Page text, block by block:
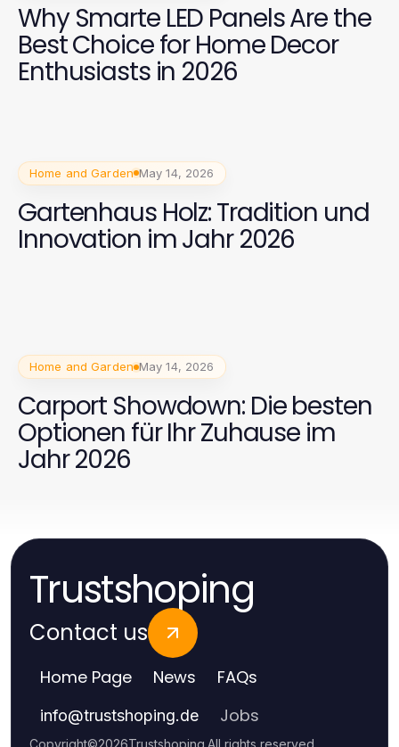
Why Smarte LED Panels Are the
Best Choice for Home Decor
Enthusiasts in 2026
Home and Garden May 14, 2026
Gartenhaus Holz: Tradition und
Innovation im Jahr 2026
Home and Garden May 14, 2026
Carport Showdown: Die besten
Optionen für Ihr Zuhause im
Jahr 2026
Trustshoping
Contact us
Home Page News FAQs
info@trustshoping.de Jobs